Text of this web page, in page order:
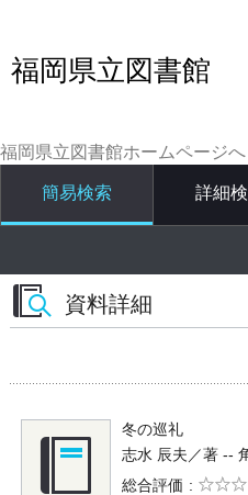
福岡県立図書館
福岡県立図書館ホームページへ
簡易検索 詳細
資料詳細
冬の巡礼
志水 辰夫／著 --
総合評価
5段階